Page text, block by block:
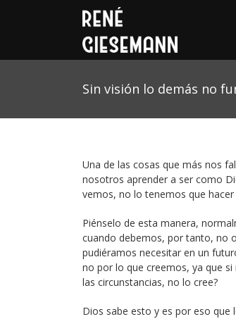
Sin visión lo demás no
Una de las cosas que más nos
nosotros aprender a ser como
vemos, no lo tenemos que hacer
Piénselo de esta manera,
cuando debemos, por tanto, no
pudiéramos necesitar en un
no por lo que creemos, ya que
las circunstancias, no lo cree?
Dios sabe esto y es por eso que